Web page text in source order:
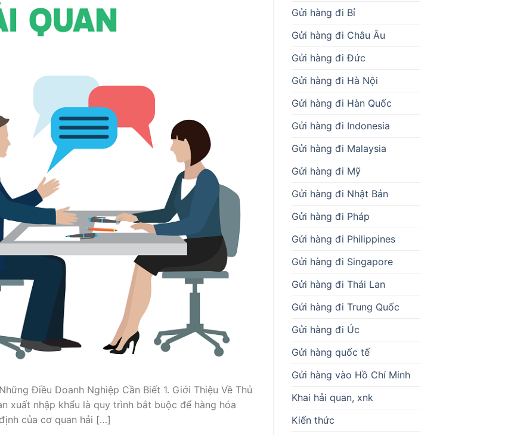
Điều Doanh Nghiệp Cần Biết 1. Giới Thiệu Về Thủ
xuất nhập khẩu là quy trình bắt buộc để hàng hóa
của cơ quan hải […]
Gửi hàng đi Bỉ
Gửi hàng đi Châu Âu
Gửi hàng đi Đức
Gửi hàng đi Hà Nội
Gửi hàng đi Hàn Quốc
Gửi hàng đi Indonesia
Gửi hàng đi Malaysia
Gửi hàng đi Mỹ
Gửi hàng đi Nhật Bản
Gửi hàng đi Pháp
Gửi hàng đi Philippines
Gửi hàng đi Singapore
Gửi hàng đi Thái Lan
Gửi hàng đi Trung Quốc
Gửi hàng đi Úc
Gửi hàng quốc tế
Gửi hàng vào Hồ Chí Minh
Khai hải quan, xnk
Kiến thức